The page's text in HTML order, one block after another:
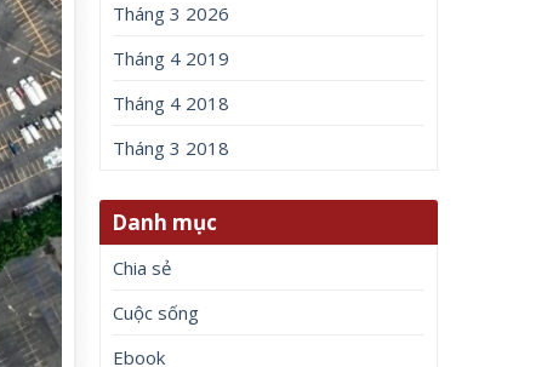
Tháng 3 2026
Tháng 4 2019
Tháng 4 2018
Tháng 3 2018
Danh mục
Chia sẻ
Cuộc sống
Ebook